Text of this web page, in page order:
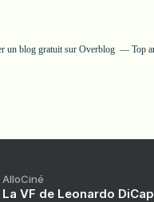
un blog gratuit sur Overblog Top
AlloCiné
La VF de Leonardo